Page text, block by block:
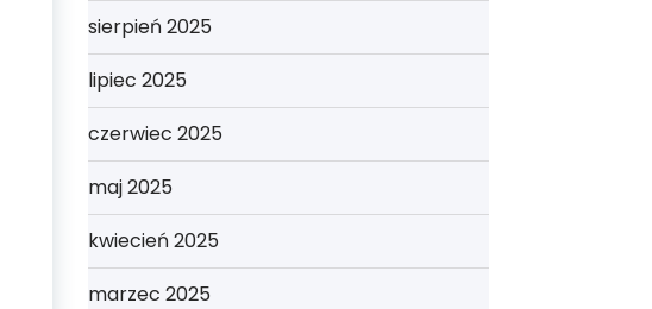
sierpień 2025
lipiec 2025
czerwiec 2025
maj 2025
kwiecień 2025
marzec 2025